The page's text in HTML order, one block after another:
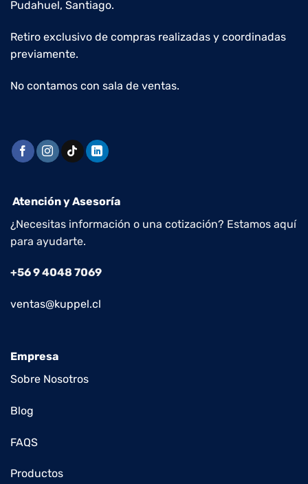
Pudahuel, Santiago.
Retiro exclusivo de compras realizadas y coordinadas
previamente.
No contamos con sala de ventas.
Atención y Asesoría
¿Necesitas información o una cotización? Estamos aquí
para ayudarte.
+56 9 4048 7069
ventas@kuppel.cl
Empresa
Sobre Nosotros
Blog
FAQS
Productos